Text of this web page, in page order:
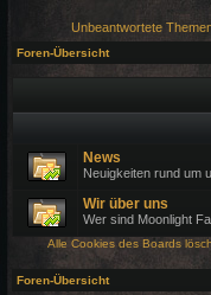
Unbeantwortete
Foren-Übersicht
News
Neuigkeiten rund um
Wir über uns
Wer sind Moonlight
Alle Cookies des Boards
Foren-Übersicht